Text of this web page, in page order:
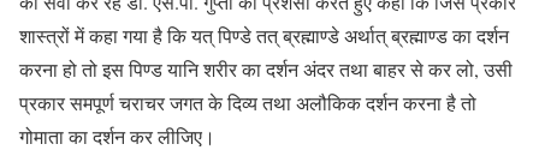
शास्त्रों में कहा गया है कि यत् पिण्डे तत् ब्रह्माण्डे अर्थात् ब्रह्माण्ड का दर्शन
करना हो तो इस पिण्ड यानि शरीर का दर्शन अंदर तथा बाहर से कर लो, उसी
प्रकार समपूर्ण चराचर जगत के दिव्य तथा अलौकिक दर्शन करना है तो
गोमाता का दर्शन कर लीजिए।